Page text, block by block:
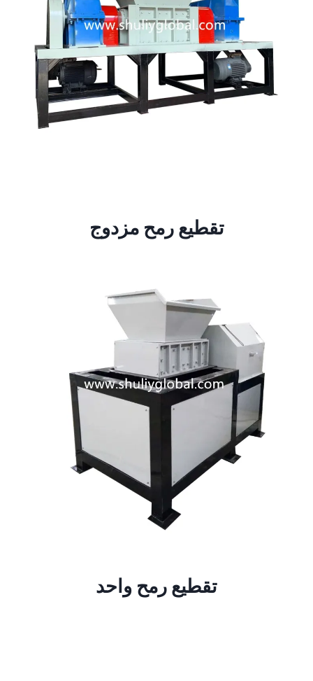
تقطيع رمح مزدوج
تقطيع رمح واحد